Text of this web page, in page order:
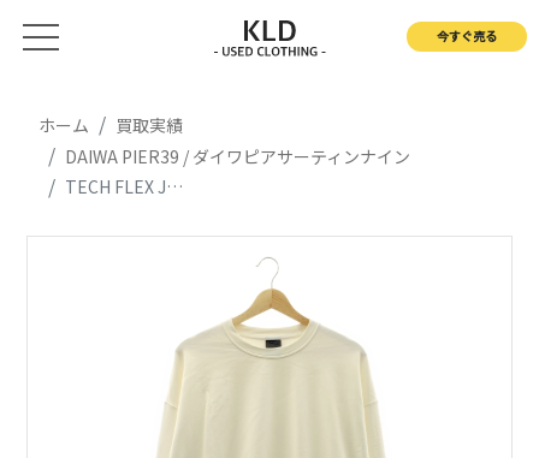
今すぐ売る
ホーム
買取実績
DAIWA PIER39 / ダイワピアサーティンナイン
TECH FLEX JERSEY CREW テック フレックス ジャージー クルーネック スウェット